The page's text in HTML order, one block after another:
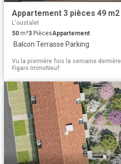
Appartement 3 pièces 49 m2
L'oustalet
50 m²3 PiècesAppartement
·Balcon·Terrasse·Parking
Vu la première fois la semaine dernière
Figaro ImmoNeuf